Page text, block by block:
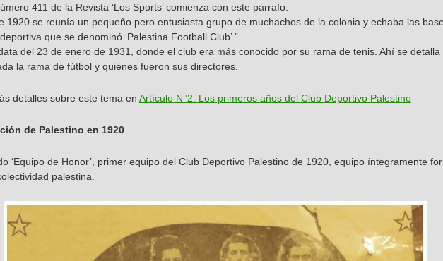
411 de la Revista ‘Los Sports’ comienza con este párrafo:
1920 se reunía un pequeño pero entusiasta grupo de muchachos de la colonia y echaba las
que se denominó ‘Palestina Football Club’ ”
del 23 de enero de 1931, donde el club era más conocido por su rama de tenis. Ahí se detalla
la rama de fútbol y quienes fueron sus directores.
detalles sobre este tema en Artículo N°2: Los primeros años del Club Deportivo Palestino
de Palestino en 1920
‘Equipo de Honor’, primer equipo del Club Deportivo Palestino de 1920, equipo íntegramente
palestina.